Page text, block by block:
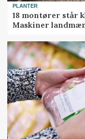
PLANTER
18 montører står
Maskiner